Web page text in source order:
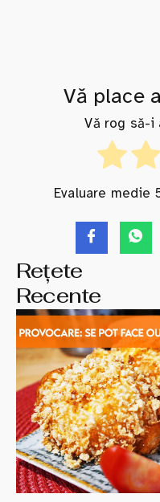
Vă place
Vă rog să-i
Evaluare medie
Rețete
Recente